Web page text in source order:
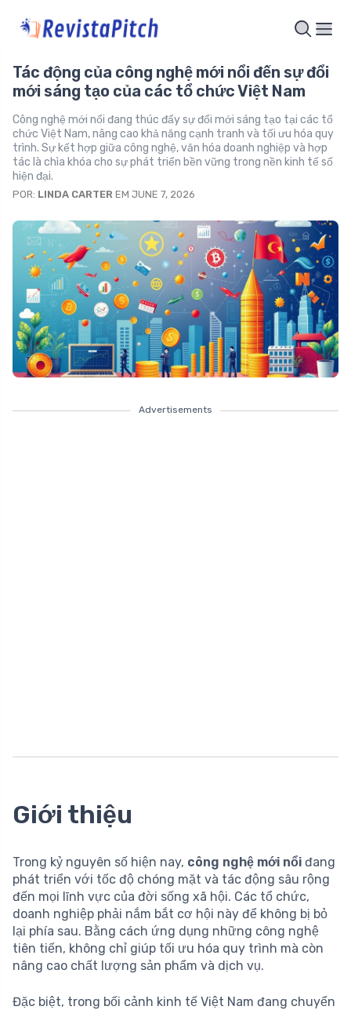
Tác động của công nghệ mới nổi đến sự đổi
mới sáng tạo của các tổ chức Việt Nam
Công nghệ mới nổi đang thúc đẩy sự đổi mới sáng tạo tại các tổ
chức Việt Nam, nâng cao khả năng cạnh tranh và tối ưu hóa quy
trình. Sự kết hợp giữa công nghệ, văn hóa doanh nghiệp và hợp
tác là chìa khóa cho sự phát triển bền vững trong nền kinh tế số
hiện đại.
POR: LINDA CARTER EM JUNE 7, 2026
Advertisements
Giới thiệu
Trong kỷ nguyên số hiện nay, công nghệ mới nổi đang
phát triển với tốc độ chóng mặt và tác động sâu rộng
đến mọi lĩnh vực của đời sống xã hội. Các tổ chức,
doanh nghiệp phải nắm bắt cơ hội này để không bị bỏ
lại phía sau. Bằng cách ứng dụng những công nghệ
tiên tiến, không chỉ giúp tối ưu hóa quy trình mà còn
nâng cao chất lượng sản phẩm và dịch vụ.
Đặc biệt, trong bối cảnh kinh tế Việt Nam đang chuyển